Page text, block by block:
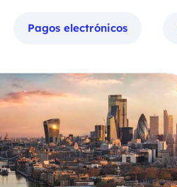
Pagos electrónicos